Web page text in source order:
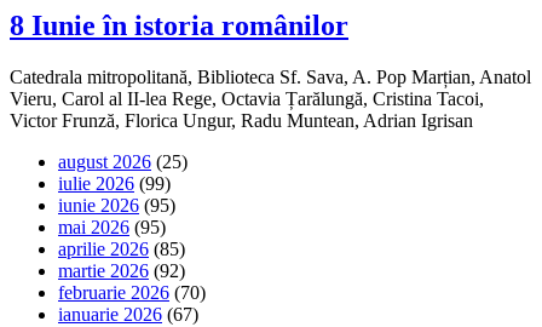
8 Iunie în istoria românilor
Catedrala mitropolitană, Biblioteca Sf. Sava, A. Pop Marțian, Anatol
Vieru, Carol al II-lea Rege, Octavia Țarălungă, Cristina Tacoi,
Victor Frunză, Florica Ungur, Radu Muntean, Adrian Igrisan
august 2026 (25)
iulie 2026 (99)
iunie 2026 (95)
mai 2026 (95)
aprilie 2026 (85)
martie 2026 (92)
februarie 2026 (70)
ianuarie 2026 (67)